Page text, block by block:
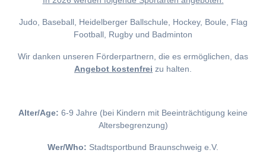
Judo, Baseball, Heidelberger Ballschule, Hockey, Boule, Flag
Football, Rugby und Badminton
Wir danken unseren Förderpartnern, die es ermöglichen, das
Angebot kostenfrei zu halten.
Alter/Age: 6-9 Jahre (bei Kindern mit Beeinträchtigung keine
Altersbegrenzung)
Wer/Who: Stadtsportbund Braunschweig e.V.